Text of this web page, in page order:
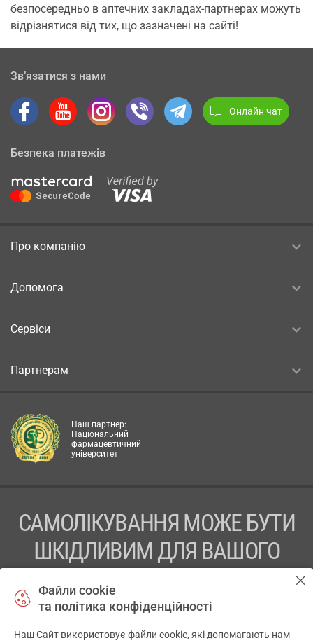
безпосередньо в аптечних закладах-партнерах можуть
відрізнятися від тих, що зазначені на сайті!
Зв’язатися з нами
Онлайн чат
Безпека платежів
Про компанію
Допомога
Сервіси
Партнерам
Наш партнер:
Національний
фармацевтичний
університет
САМОЛІКУВАННЯ МОЖЕ БУТИ
ШКІДЛИВИМ ДЛЯ ВАШОГО
ПЕРЕД ЗАСТОСУВАННЯМ ПРЕПАРАТУ ПРОКОНСУЛЬТУЙТЕСЬ
Файли cookie
та політика конфіденційності
Наш Сайт використовує файли cookie, які допомагають нам